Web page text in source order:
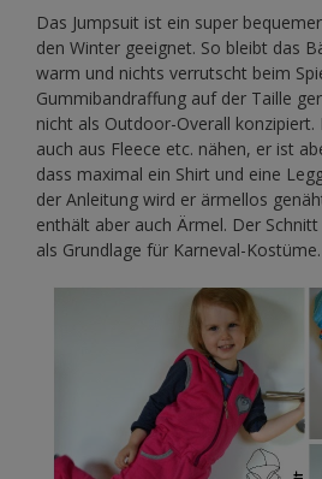
Das Jumpsuit ist ein super
den Winter geeignet. So bleibt das
warm und nichts verrutscht beim
Gummibandraffung auf der Taille
nicht als Outdoor-Overall konzipiert.
auch aus Fleece etc. nähen, er ist
dass maximal ein Shirt und eine
der Anleitung wird er ärmellos
enthält aber auch Ärmel. Der
als Grundlage für Karneval-Kostüme.